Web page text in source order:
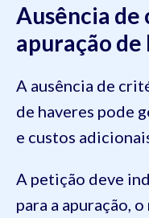
Ausência
apuração de
A ausência de
de haveres pode
e custos
A petição deve
para a apuração,